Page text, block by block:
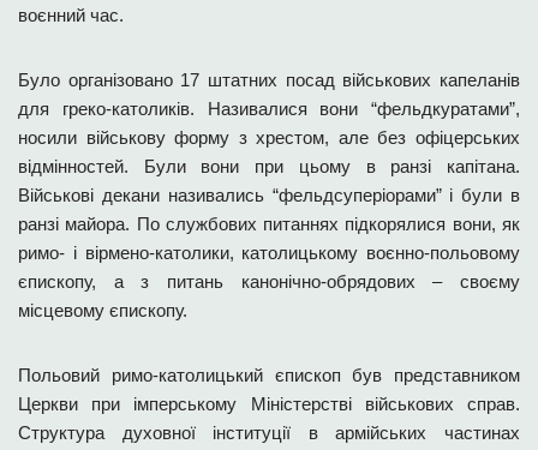
воєнний час.
Було організовано 17 штатних посад військових капеланів
для греко-католиків. Називалися вони “фельдкуратами”,
носили військову форму з хрестом, але без офіцерських
відмінностей. Були вони при цьому в ранзі капітана.
Військові декани називались “фельдсуперіорами” і були в
ранзі майора. По службових питаннях підкорялися вони, як
римо- і вірмено-католики, католицькому воєнно-польовому
єпископу, а з питань канонічно-обрядових – своєму
місцевому єпископу.
Польовий римо-католицький єпископ був представником
Церкви при імперському Міністерстві військових справ.
Структура духовної інституції в армійських частинах